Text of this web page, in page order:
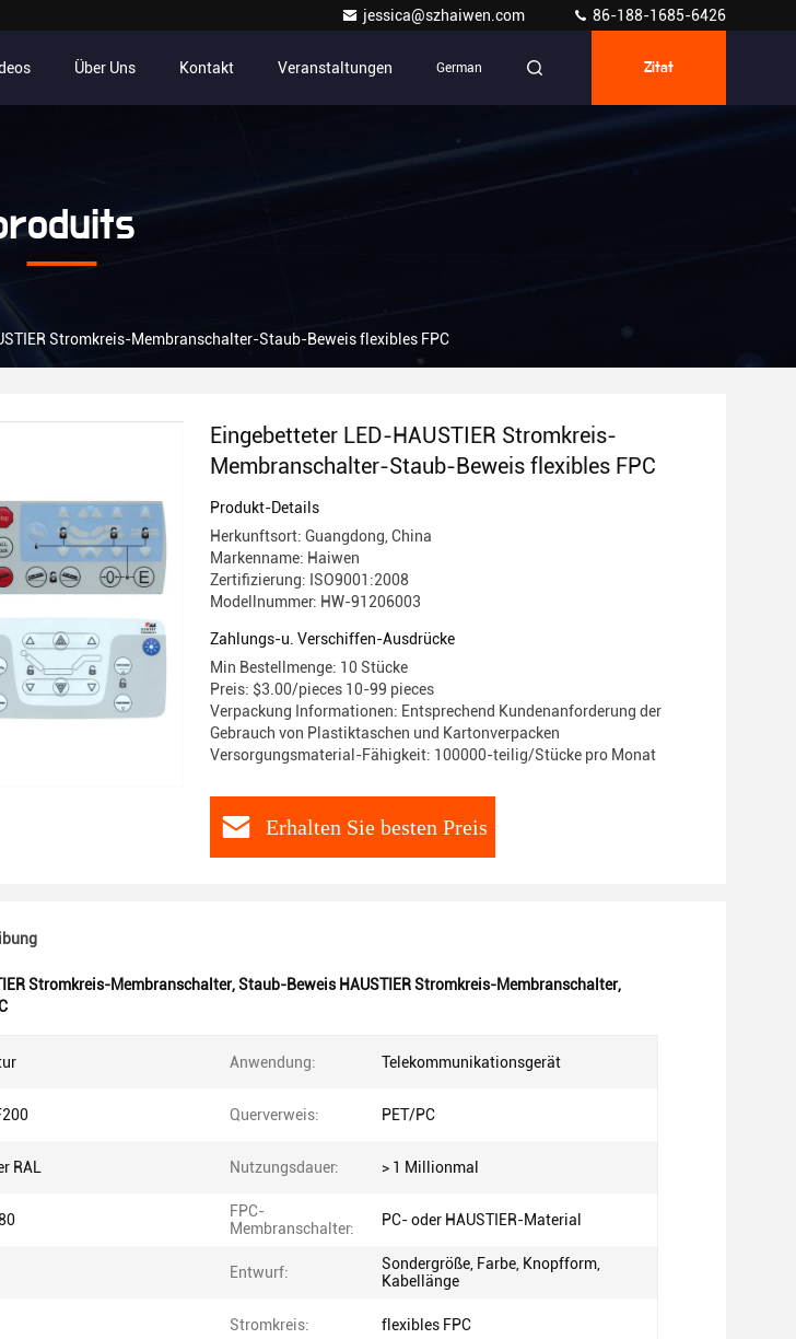
jessica@szhaiwen.com 86-188-1685-6426
Über Uns Kontakt Veranstaltungen German Zitat
Stromkreis-Membranschalter-Staub-Beweis flexibles FPC
Eingebetteter LED-HAUSTIER Stromkreis-
Membranschalter-Staub-Beweis flexibles FPC
Produkt-Details
Herkunftsort: Guangdong, China
Markenname: Haiwen
Zertifizierung: ISO9001:2008
Modellnummer: HW-91206003
Zahlungs-u. Verschiffen-Ausdrücke
Min Bestellmenge: 10 Stücke
Preis: $3.00/pieces 10-99 pieces
Verpackung Informationen: Entsprechend Kundenanforderung der
Gebrauch von Plastiktaschen und Kartonverpacken
Versorgungsmaterial-Fähigkeit: 100000-teilig/Stücke pro Monat
Erhalten Sie besten Preis
Stromkreis-Membranschalter,Staub-Beweis HAUSTIER Stromkreis-Membranschalter,
Anwendung: Telekommunikationsgerät
Querverweis: PET/PC
RAL Nutzungsdauer: > 1 Millionmal
FPC-
Membranschalter:
PC- oder HAUSTIER-Material
Entwurf:
Sondergröße, Farbe, Knopfform,
Kabellänge
Stromkreis: flexibles FPC